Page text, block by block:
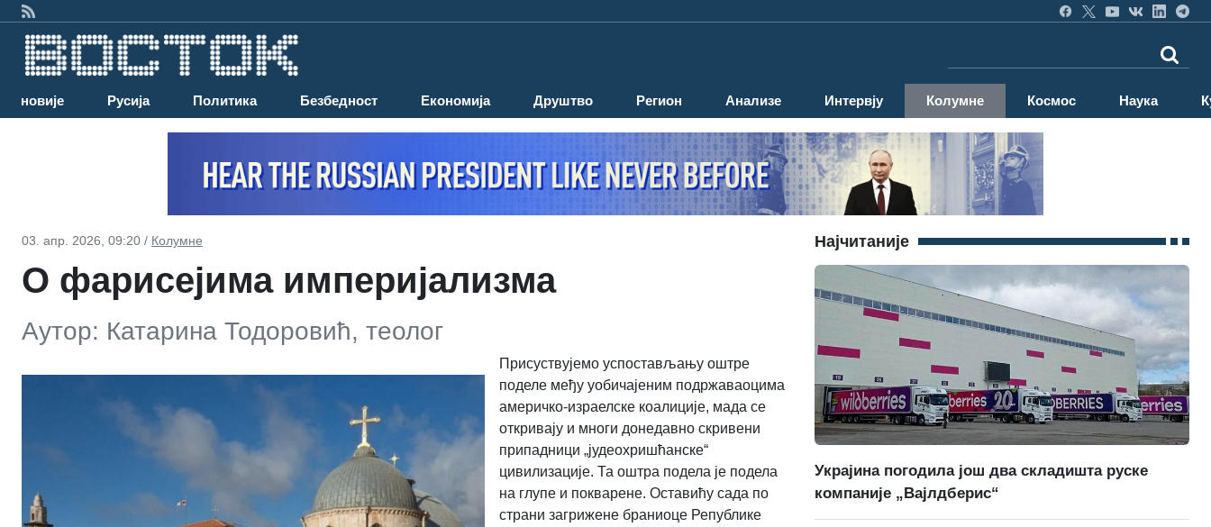
Најновије Русија Политика Безбедност Економија Друштво Регион Анализе Интервју Колумне Космос Наука
03. апр. 2026, 09:20 / Колумне
О фарисејима империјализма
Аутор: Катарина Тодоровић, теолог
Присуствујемо успостављању оштре
поделе међу уобичајеним подржаваоцима
америчко-израелске коалиције, мада се
откривају и многи донедавно скривени
припадници „јудеохришћанске“
цивилизације. Та оштра подела је подела
на глупе и покварене. Оставићу сада по
страни загрижене браниоце Републике
Најчитаније
Украјина погодила још два складишта руске
компаније „Вајлдберис“